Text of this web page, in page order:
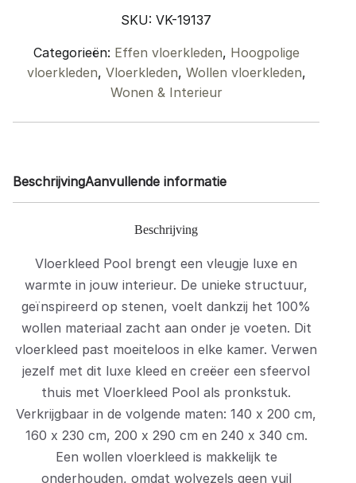
240
340
cm
quantity
SKU: VK-19137
Categorieën: Effen vloerkleden, Hoogpolige
vloerkleden, Vloerkleden, Wollen vloerkleden,
Wonen & Interieur
BeschrijvingAanvullende informatie
Beschrijving
Vloerkleed Pool brengt een vleugje luxe en
warmte in jouw interieur. De unieke structuur,
geïnspireerd op stenen, voelt dankzij het 100%
wollen materiaal zacht aan onder je voeten. Dit
vloerkleed past moeiteloos in elke kamer. Verwen
jezelf met dit luxe kleed en creëer een sfeervol
thuis met Vloerkleed Pool als pronkstuk.
Verkrijgbaar in de volgende maten: 140 x 200 cm,
160 x 230 cm, 200 x 290 cm en 240 x 340 cm.
Een wollen vloerkleed is makkelijk te
onderhouden, omdat wolvezels geen vuil